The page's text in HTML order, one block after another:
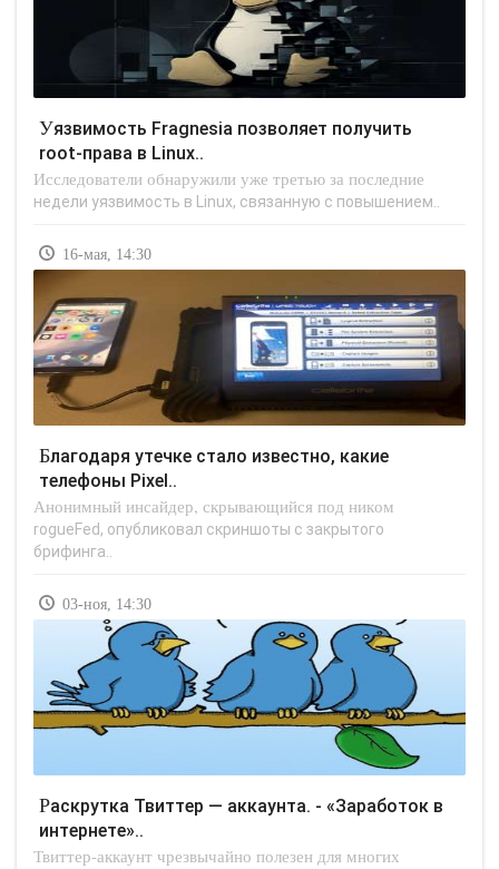
Уязвимость Fragnesia позволяет получить
root-права в Linux..
Исследователи обнаружили уже третью за последние
недели уязвимость в Linux, связанную с повышением..
16-мая, 14:30
Благодаря утечке стало известно, какие
телефоны Pixel..
Анонимный инсайдер, скрывающийся под ником
rogueFed, опубликовал скриншоты с закрытого
брифинга..
03-ноя, 14:30
Раскрутка Твиттер — аккаунта. - «Заработок в
интернете»..
Твиттер-аккаунт чрезвычайно полезен для многих